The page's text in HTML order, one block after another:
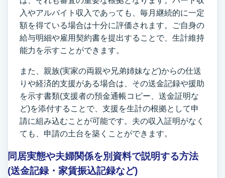
入やアルバイト収入であっても、毎月継続的に一定
額を得ている場合は十分に評価されます。ご自身の
給与明細や雇用契約書を提出することで、生計維持
能力を示すことができます。
また、親族(実家の両親や兄弟姉妹など)からの仕送
りや経済的支援がある場合は、その送金記録や援助
を示す書類(支援者の預金通帳コピー、送金証明な
ど)を添付することで、支援を生計の根拠として申
請に組み込むことが可能です。夫の収入証明がなく
ても、申請の土台を築くことができます。
同居実態や夫婦関係を別資料で説明する方法
(送金記録・家賃振込記録など)